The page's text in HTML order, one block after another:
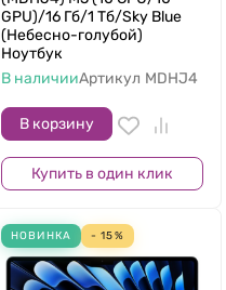
GPU)/16 Гб/1 Тб/Sky Blue
(Небесно-голубой)
Ноутбук
В наличииАртикул MDHJ4
В корзину
Купить в один клик
НОВИНКА - 15%